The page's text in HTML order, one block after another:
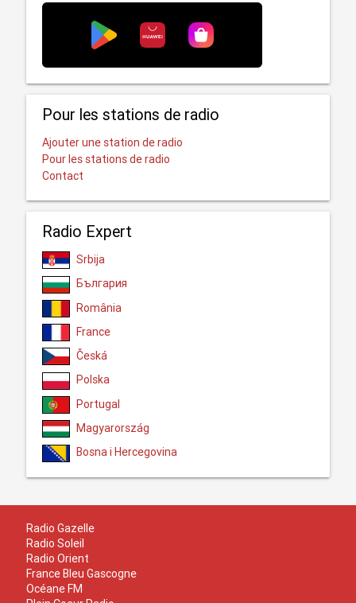
Pour les stations de radio
Ajouter une station de radio
Pour les stations de radio
Contact
Radio Expert
Srbija
България
România
France
Česká
Polska
Portugal
Magyarország
Bosna i Hercegovina
Radio Gazelle
Radio Soleil
Radio Orient
France Bleu Gascogne
Océane FM